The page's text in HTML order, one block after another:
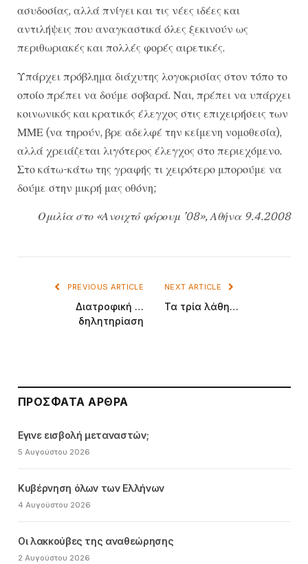
ασυδοσίας, αλλά πνίγει και τις νέες ιδέες και
αντιλήψεις που αναγκαστικά όλες ξεκινούν ως
περιθωριακές και πολλές φορές αιρετικές.
Υπάρχει πρόβλημα διάχυτης λογοκρισίας στον τόπο το
οποίο πρέπει να δούμε σοβαρά. Ναι, πρέπει να υπάρχει
κοινωνικός και κρατικός έλεγχος στις επιχειρήσεις των
ΜΜΕ (να τηρούν, βρε αδελφέ την κείμενη νομοθεσία),
αλλά χρειάζεται λιγότερος έλεγχος στο περιεχόμενο.
Στο κάτω-κάτω της γραφής τι χειρότερο μπορούμε να
δούμε στην μικρή μας οθόνη;
Ομιλία στο «Ανοιχτό φόρουμ ’08», Αθήνα 9.4.2008
PREVIOUS ARTICLE
Διατροφική …
δηλητηρίαση
NEXT ARTICLE
Τα τρία λάθη…
ΠΡΌΣΦΑΤΑ ΆΡΘΡΑ
Εγινε εισβολή μεταναστών;
5 Αυγούστου 2026
Κυβέρνηση όλων των Ελλήνων
4 Αυγούστου 2026
Οι λακκούβες της αναθεώρησης
2 Αυγούστου 2026